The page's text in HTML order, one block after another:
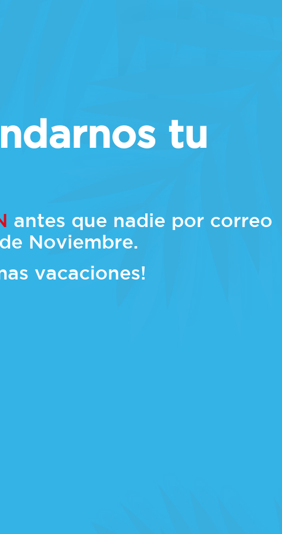
tu
antes que nadie por correo
Noviembre.
vacaciones!